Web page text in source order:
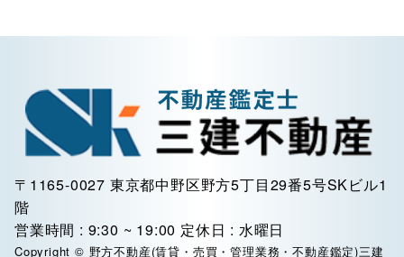
〒1165-0027 東京都中野区野方5丁目29番5号SKビル1
階
営業時間 : 9:30 ~ 19:00 定休日 : 水曜日
Copyright © 野方不動産(賃貸・売買・管理業務・不動産鑑定)三建